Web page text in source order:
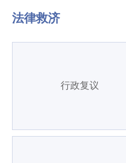
法律救济
行政复议